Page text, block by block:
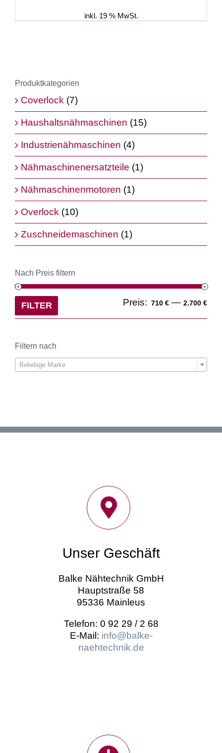
799,00 €
inkl. 19 % MwSt.
Produktkategorien
Coverlock (7)
Haushaltsnähmaschinen (15)
Industrienähmaschinen (4)
Nähmaschinenersatzteile (1)
Nähmaschinenmotoren (1)
Overlock (10)
Zuschneidemaschinen (1)
Nach Preis filtern
FILTER Preis: 710 € — 2.700 €
Filtern nach
Beliebige Marke
Unser Geschäft
Balke Nähtechnik GmbH
Hauptstraße 58
95336 Mainleus
Telefon: 0 92 29 / 2 68
E-Mail: info@balke-
naehtechnik.de